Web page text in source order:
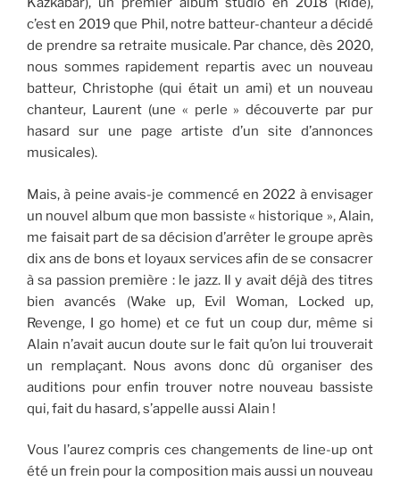
c’est en 2019 que Phil, notre batteur-chanteur a décidé
de prendre sa retraite musicale. Par chance, dès 2020,
nous sommes rapidement repartis avec un nouveau
batteur, Christophe (qui était un ami) et un nouveau
chanteur, Laurent (une « perle » découverte par pur
hasard sur une page artiste d’un site d’annonces
musicales).
Mais, à peine avais-je commencé en 2022 à envisager
un nouvel album que mon bassiste « historique », Alain,
me faisait part de sa décision d’arrêter le groupe après
dix ans de bons et loyaux services afin de se consacrer
à sa passion première : le jazz. Il y avait déjà des titres
bien avancés (Wake up, Evil Woman, Locked up,
Revenge, I go home) et ce fut un coup dur, même si
Alain n’avait aucun doute sur le fait qu’on lui trouverait
un remplaçant. Nous avons donc dû organiser des
auditions pour enfin trouver notre nouveau bassiste
qui, fait du hasard, s’appelle aussi Alain !
Vous l’aurez compris ces changements de line-up ont
été un frein pour la composition mais aussi un nouveau